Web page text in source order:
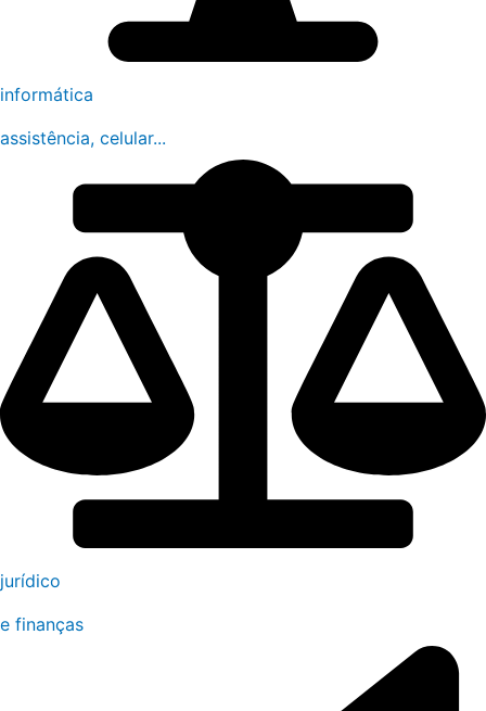
informática
assistência, celular...
jurídico
e finanças